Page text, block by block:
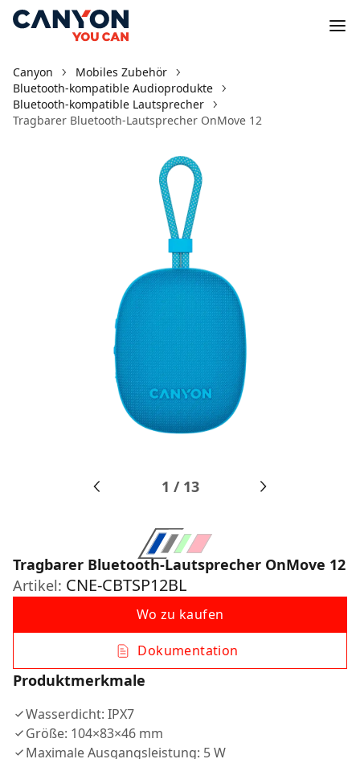
Canyon
Mobiles Zubehör
Bluetooth-kompatible Audioprodukte
Bluetooth-kompatible Lautsprecher
Tragbarer Bluetooth-Lautsprecher OnMove 12
1 / 13
Tragbarer Bluetooth-Lautsprecher OnMove 12
Artikel: CNE-CBTSP12BL
Wo zu kaufen
Dokumentation
Produktmerkmale
Wasserdicht: IPX7
Größe: 104×83×46 mm
Maximale Ausgangsleistung: 5 W